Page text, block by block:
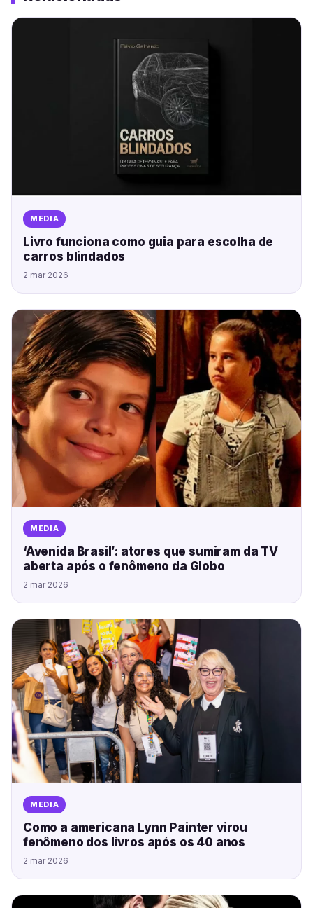
MEDIA
Livro funciona como guia para escolha de
carros blindados
2 mar 2026
MEDIA
‘Avenida Brasil’: atores que sumiram da TV
aberta após o fenômeno da Globo
2 mar 2026
MEDIA
Como a americana Lynn Painter virou
fenômeno dos livros após os 40 anos
2 mar 2026